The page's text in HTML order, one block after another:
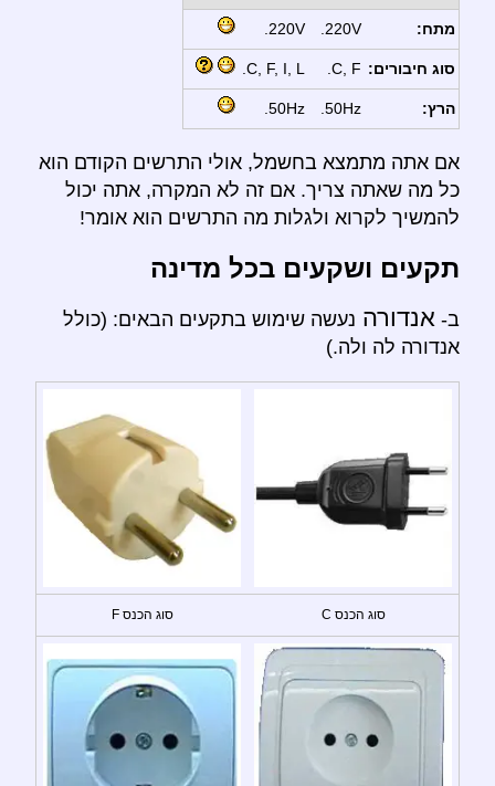
מתח: 220V.
220V.
סוג חיבורים: C, F.
C, F, I, L.
הרץ: 50Hz.
50Hz.
אם אתה מתמצא בחשמל, אולי התרשים הקודם הוא
כל מה שאתה צריך. אם זה לא המקרה, אתה יכול
להמשיך לקרוא ולגלות מה התרשים הוא אומר!
תקעים ושקעים בכל מדינה
ב- אנדורה נעשה שימוש בתקעים הבאים: (כולל
אנדורה לה ולה.)
סוג הכנס C סוג הכנס F